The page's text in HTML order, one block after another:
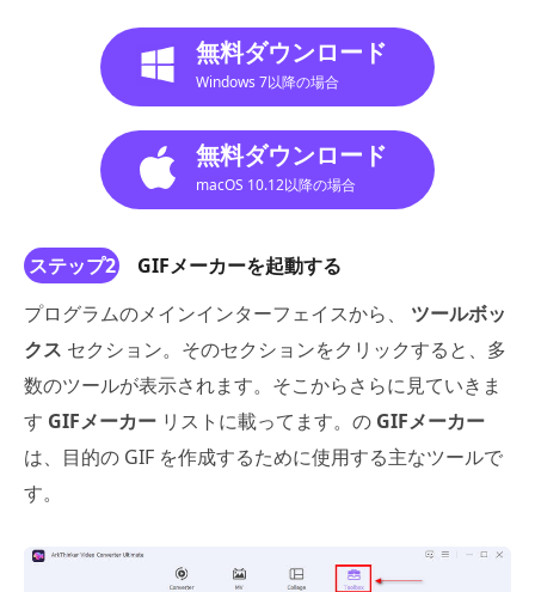
無料ダウンロード
Windows 7以降の場合
無料ダウンロード
macOS 10.12以降の場合
ステップ2
GIFメーカーを起動する
プログラムのメインインターフェイスから、 ツールボッ
クス セクション。そのセクションをクリックすると、多
数のツールが表示されます。そこからさらに見ていきま
す GIFメーカー リストに載ってます。の GIFメーカー
は、目的の GIF を作成するために使用する主なツールで
す。